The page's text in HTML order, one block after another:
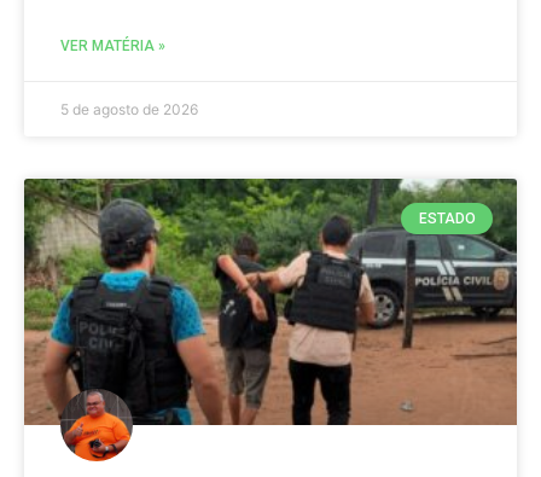
VER MATÉRIA »
5 de agosto de 2026
ESTADO